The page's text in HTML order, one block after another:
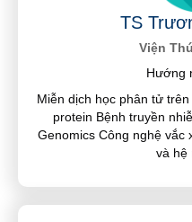
TS
Viện
Hướng
Miễn dịch học phân tử
protein Bệnh truyền
Genomics Công nghệ vắc
và hệ